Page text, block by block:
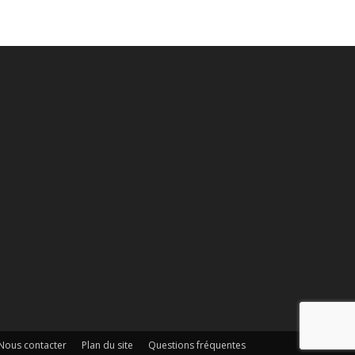
contacter Plan du site Questions fréquentes